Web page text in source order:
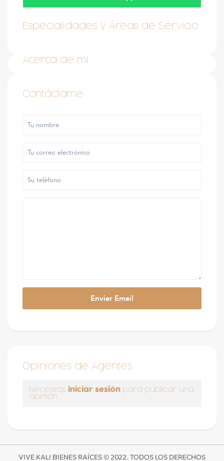
Especialidades y Áreas de Servicio
Acerca de mí
Contáctame
Opiniones de Agentes
Necesitas iniciar sesión para publicar una
opinión
VIVE KALI BIENES RAÍCES © 2022. TODOS LOS DERECHOS